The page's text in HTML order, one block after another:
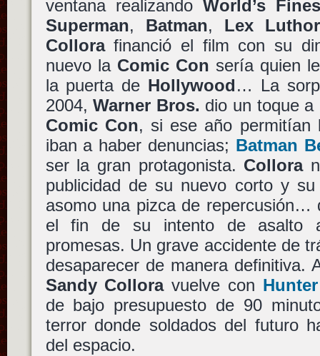
ventana realizando World’s
Superman, Batman, Lex Luthor
Collorafinanció el film con su
nuevo la Comic Con sería quien
la puerta de Hollywood… La
2004,Warner Bros. dio un toque a
Comic Con, si ese año permitían
iban a haber denuncias; Batman
ser la gran protagonista. Collora
publicidad de su nuevo corto y
asomo una pizca de repercusión…
el fin de su intento de
promesas. Un grave accidente de
desaparecer de manera definitiva.
Sandy Colloravuelve con
de bajo presupuesto de 90
terror donde soldados del futuro
del espacio.